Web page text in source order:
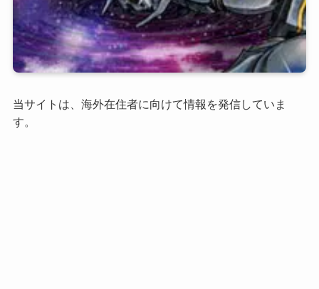
当サイトは、海外在住者に向けて情報を発信していま
す。